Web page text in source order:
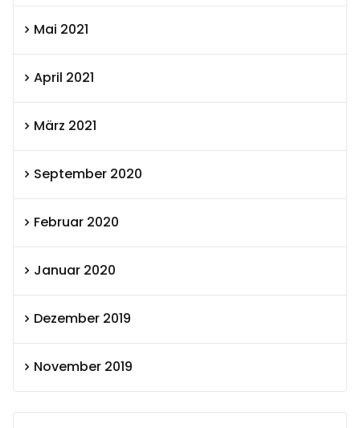
Mai 2021
April 2021
März 2021
September 2020
Februar 2020
Januar 2020
Dezember 2019
November 2019